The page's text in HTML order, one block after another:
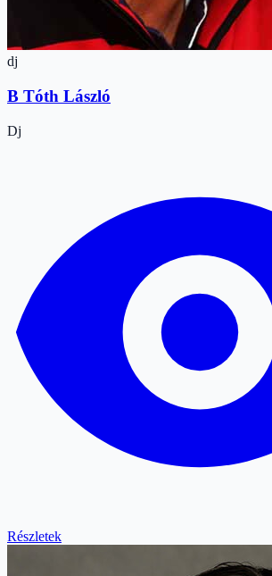
dj
B Tóth László
Dj
Részletek